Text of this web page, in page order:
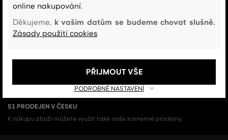
ZÁRUKA ORIGINALITY
Výhradní zastoupení a prodej značky v ČR. Kupujete 100% originál.
Doprava nad 1 999 Kč je vždy zdarma, za vrácení zboží u nás nikdy
51 PRODEJEN V ČESKU
K nákupu zboží můžete využít také naše kamenné prodejny.
online nakupování.
Děkujeme, k vašim datům se budeme chovat slušně.
Zásady použití cookies
PODROBNÉ NASTAVENÍ
PŘIJMOUT VŠE